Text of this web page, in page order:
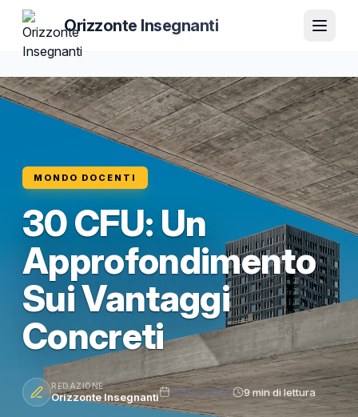
Orizzonte Insegnanti
MONDO DOCENTI
30 CFU: Un
Approfondimento
Sui Vantaggi
Concreti
REDAZIONE
Orizzonte Insegnanti 14 Nov 2024 9 min di lettura